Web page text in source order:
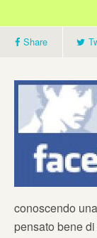
Share
conoscendo
pensato bene